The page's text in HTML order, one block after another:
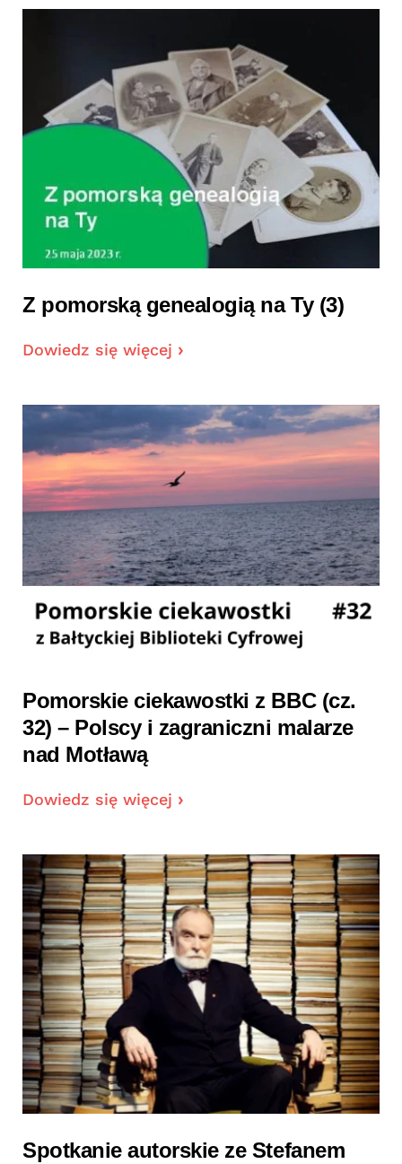
Z pomorską genealogią na Ty (3)
Dowiedz się więcej
Pomorskie ciekawostki z BBC (cz.
32) – Polscy i zagraniczni malarze
nad Motławą
Dowiedz się więcej
Spotkanie autorskie ze Stefanem